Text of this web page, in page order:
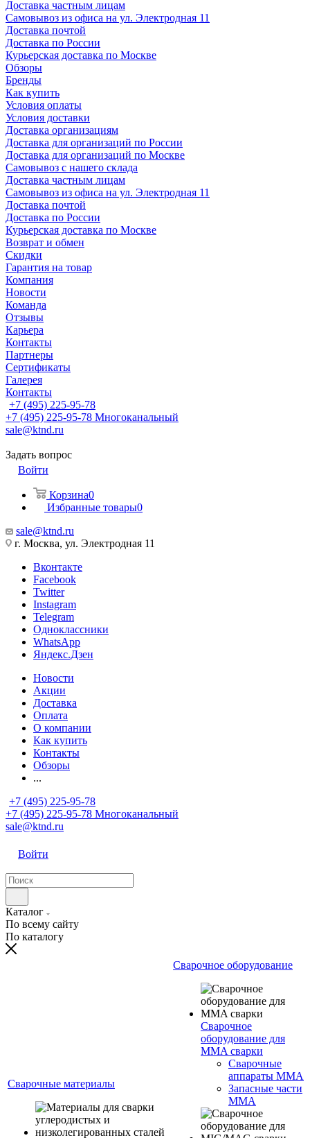
Доставка частным лицам
Самовывоз из офиса на ул. Электродная 11
Доставка почтой
Доставка по России
Курьерская доставка по Москве
Обзоры
Бренды
Как купить
Условия оплаты
Условия доставки
Доставка организациям
Доставка для организаций по России
Доставка для организаций по Москве
Самовывоз с нашего склада
Доставка частным лицам
Самовывоз из офиса на ул. Электродная 11
Доставка почтой
Доставка по России
Курьерская доставка по Москве
Возврат и обмен
Скидки
Гарантия на товар
Компания
Новости
Команда
Отзывы
Карьера
Контакты
Партнеры
Сертификаты
Галерея
Контакты
+7 (495) 225-95-78
+7 (495) 225-95-78 Многоканальный
sale@ktnd.ru
Задать вопрос
Войти
Корзина0
Избранные товары0
sale@ktnd.ru
г. Москва, ул. Электродная 11
Вконтакте
Facebook
Twitter
Instagram
Telegram
Одноклассники
WhatsApp
Яндекс.Дзен
Новости
Акции
Доставка
Оплата
О компании
Как купить
Контакты
Обзоры
...
+7 (495) 225-95-78
+7 (495) 225-95-78 Многоканальный
sale@ktnd.ru
Войти
Каталог
По всему сайту
По каталогу
Сварочные материалы
Сварочное оборудование
Сварочное
оборудование для
MMA сварки
Сварочные
аппараты MMA
Запасные части
MMA